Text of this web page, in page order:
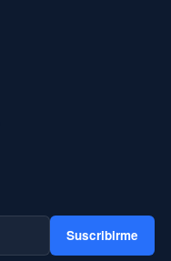
Suscribirme